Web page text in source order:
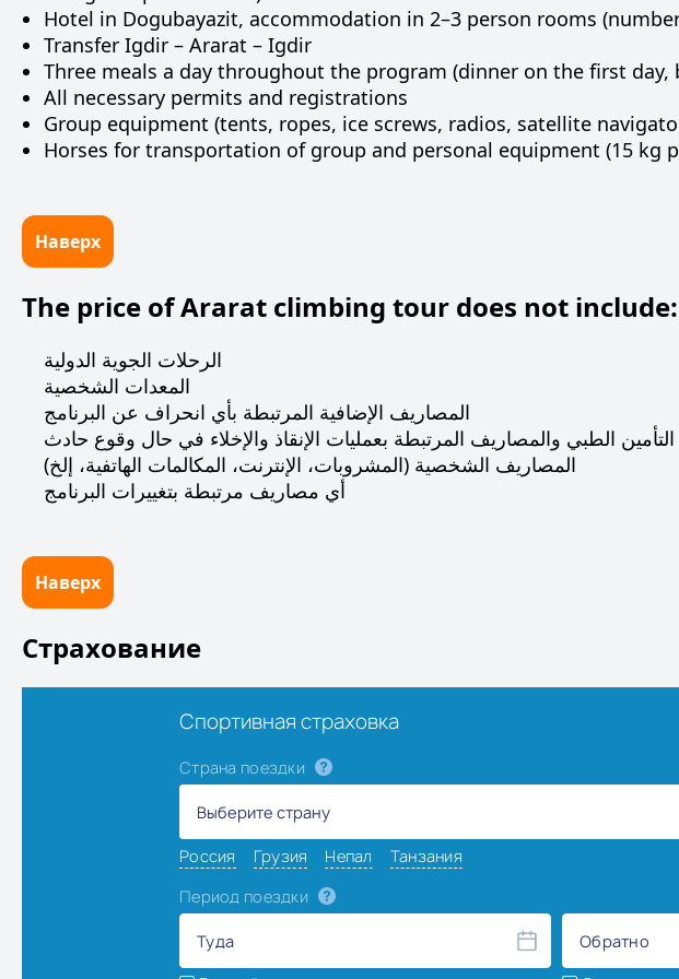
Hotel in Dogubayazit, accommodation in 2–3 person rooms
Transfer Igdir – Ararat – Igdir
Three meals a day throughout the program (dinner on the first day,
All necessary permits and registrations
Group equipment (tents, ropes, ice screws, radios, satellite
Horses for transportation of group and personal equipment (15 kg
Наверх
The price of Ararat climbing tour does not include:
الرحلات الجوية الدولية
المعدات الشخصية
المصاريف الإضافية المرتبطة بأي انحراف عن البرنامج
التأمين الطبي والمصاريف المرتبطة بعمليات الإنقاذ والإخلاء في حال وقوع حادث
المصاريف الشخصية (المشروبات، الإنترنت، المكالمات الهاتفية، إلخ)
أي مصاريف مرتبطة بتغييرات البرنامج
Наверх
Страхование